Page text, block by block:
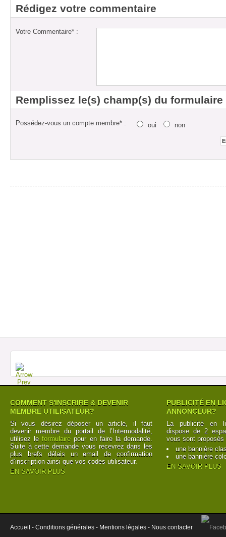
Rédigez votre commentaire
Votre Commentaire* :
Remplissez le(s) champ(s) du formulaire
Possédez-vous un compte membre* : oui non
COMMENT S'INSCRIRE & DEVENIR
MEMBRE UTILISATEUR?
Si vous désirez déposer un article, il faut
devenir membre du portail de l’Intermodalité,
utilisez leformulaire pour en faire la demande.
Suite à cette demande vous recevrez dans les
plus brefs délais un email de confirmation
d’inscription ainsi que vos codes utilisateur.
EN SAVOIR PLUS
PUBLICITÉ EN
ANNONCEUR?
La publicité en
dispose de 2
vous sont proposés
une bannière
une bannière
EN SAVOIR PLUS
Accueil - Conditions générales - Mentions légales - Nous contacter